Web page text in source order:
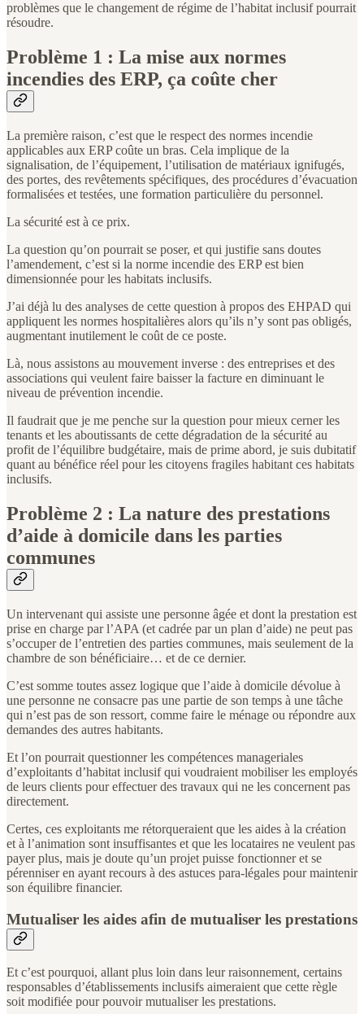
problèmes que le changement de régime de l’habitat inclusif pourrait
résoudre.
Problème 1 : La mise aux normes
incendies des ERP, ça coûte cher
La première raison, c’est que le respect des normes incendie
applicables aux ERP coûte un bras. Cela implique de la
signalisation, de l’équipement, l’utilisation de matériaux ignifugés,
des portes, des revêtements spécifiques, des procédures d’évacuation
formalisées et testées, une formation particulière du personnel.
La sécurité est à ce prix.
La question qu’on pourrait se poser, et qui justifie sans doutes
l’amendement, c’est si la norme incendie des ERP est bien
dimensionnée pour les habitats inclusifs.
J’ai déjà lu des analyses de cette question à propos des EHPAD qui
appliquent les normes hospitalières alors qu’ils n’y sont pas obligés,
augmentant inutilement le coût de ce poste.
Là, nous assistons au mouvement inverse : des entreprises et des
associations qui veulent faire baisser la facture en diminuant le
niveau de prévention incendie.
Il faudrait que je me penche sur la question pour mieux cerner les
tenants et les aboutissants de cette dégradation de la sécurité au
profit de l’équilibre budgétaire, mais de prime abord, je suis dubitatif
quant au bénéfice réel pour les citoyens fragiles habitant ces habitats
inclusifs.
Problème 2 : La nature des prestations
d’aide à domicile dans les parties
communes
Un intervenant qui assiste une personne âgée et dont la prestation est
prise en charge par l’APA (et cadrée par un plan d’aide) ne peut pas
s’occuper de l’entretien des parties communes, mais seulement de la
chambre de son bénéficiaire… et de ce dernier.
C’est somme toutes assez logique que l’aide à domicile dévolue à
une personne ne consacre pas une partie de son temps à une tâche
qui n’est pas de son ressort, comme faire le ménage ou répondre aux
demandes des autres habitants.
Et l’on pourrait questionner les compétences manageriales
d’exploitants d’habitat inclusif qui voudraient mobiliser les employés
de leurs clients pour effectuer des travaux qui ne les concernent pas
directement.
Certes, ces exploitants me rétorqueraient que les aides à la création
et à l’animation sont insuffisantes et que les locataires ne veulent pas
payer plus, mais je doute qu’un projet puisse fonctionner et se
pérenniser en ayant recours à des astuces para-légales pour maintenir
son équilibre financier.
Mutualiser les aides afin de mutualiser les prestations
Et c’est pourquoi, allant plus loin dans leur raisonnement, certains
responsables d’établissements inclusifs aimeraient que cette règle
soit modifiée pour pouvoir mutualiser les prestations.